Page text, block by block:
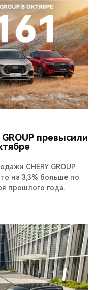
превысили
CHERY GROUP
на 3,3% больше по
прошлого года.